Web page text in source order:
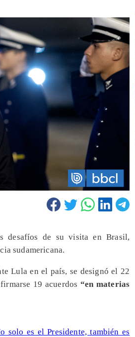
desafíos de su visita en Brasil,
sudamericana.
Lula en el país, se designó el 22
19 acuerdos “en materias
es el Presidente, también es